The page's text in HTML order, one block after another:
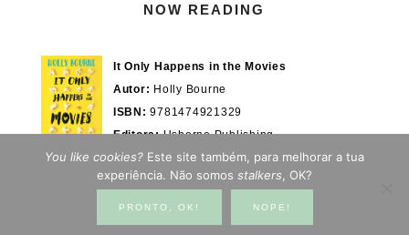
NOW READING
It Only Happens in the Movies
Autor: Holly Bourne
ISBN: 9781474921329
Editora:Usborne Publishing
Actualmente em:28/100%
You like cookies? Este site também, para melhorar a tua
experiência. Não somos stalkers , OK?
PRONTO, OK! NOPE!